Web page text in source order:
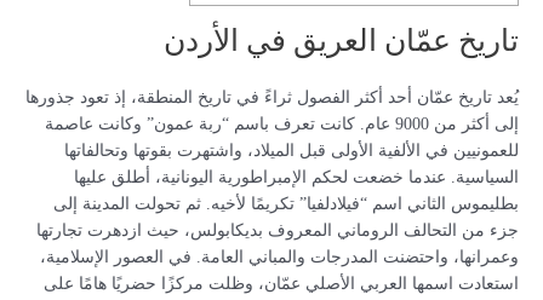
تاريخ عمّان العريق في الأردن
يُعد تاريخ عمّان أحد أكثر الفصول ثراءً في تاريخ المنطقة، إذ تعود جذورها
إلى أكثر من 9000 عام. كانت تعرف باسم “ربة عمون” وكانت عاصمة
للعمونيين في الألفية الأولى قبل الميلاد، واشتهرت بقوتها وتحالفاتها
السياسية. عندما خضعت لحكم الإمبراطورية اليونانية، أطلق عليها
بطليموس الثاني اسم “فيلادلفيا” تكريمًا لأخيه. ثم تحولت المدينة إلى
جزء من التحالف الروماني المعروف بديكابولس، حيث ازدهرت تجارتها
وعمرانها، واحتضنت المدرجات والمباني العامة. في العصور الإسلامية،
استعادت اسمها العربي الأصلي عمّان، وظلت مركزًا حضريًا هامًا على